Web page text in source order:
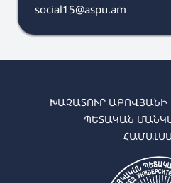
social15@aspu.am
ԽԱՉԱՏՈՒՐ
ՊԵՏԱԿԱՆ